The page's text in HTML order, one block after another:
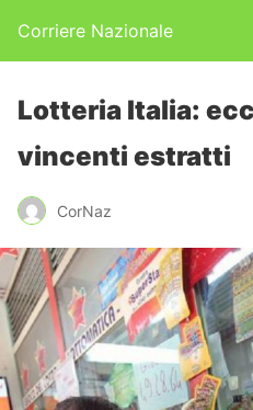
Corriere Nazionale
Lotteria Italia:
vincenti estratti
CorNaz